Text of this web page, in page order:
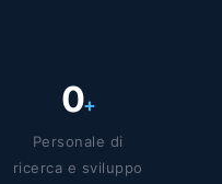
0+
Personale di
ricerca e sviluppo